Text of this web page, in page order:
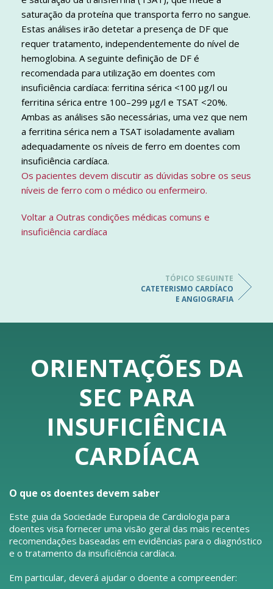
saturação da proteína que transporta ferro no sangue.
Estas análises irão detetar a presença de DF que
requer tratamento, independentemente do nível de
hemoglobina. A seguinte definição de DF é
recomendada para utilização em doentes com
insuficiência cardíaca: ferritina sérica <100 μg/l ou
ferritina sérica entre 100–299 μg/l e TSAT <20%.
Ambas as análises são necessárias, uma vez que nem
a ferritina sérica nem a TSAT isoladamente avaliam
adequadamente os níveis de ferro em doentes com
insuficiência cardíaca.
Os pacientes devem discutir as dúvidas sobre os seus
níveis de ferro com o médico ou enfermeiro.
Voltar a Outras condições médicas comuns e
insuficiência cardíaca
TÓPICO SEGUINTE
CATETERISMO CARDÍACO
E ANGIOGRAFIA
ORIENTAÇÕES DA
SEC PARA
INSUFICIÊNCIA
CARDÍACA
O que os doentes devem saber
Este guia da Sociedade Europeia de Cardiologia para
doentes visa fornecer uma visão geral das mais recentes
recomendações baseadas em evidências para o diagnóstico
e o tratamento da insuficiência cardíaca.
Em particular, deverá ajudar o doente a compreender: